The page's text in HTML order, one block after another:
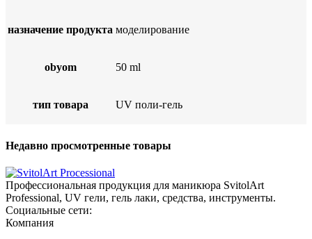
назначение продукта моделирование
obyom 50 ml
тип товара UV поли-гель
Недавно просмотренные товары
Профессиональная продукция для маникюра SvitolArt
Professional, UV гели, гель лаки, средства, инструменты.
Социальные сети:
Компания